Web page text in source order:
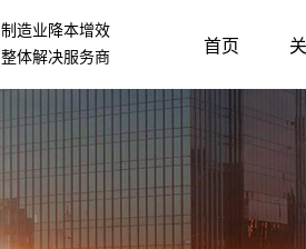
制造业降本增效
整体解决服务商
首页